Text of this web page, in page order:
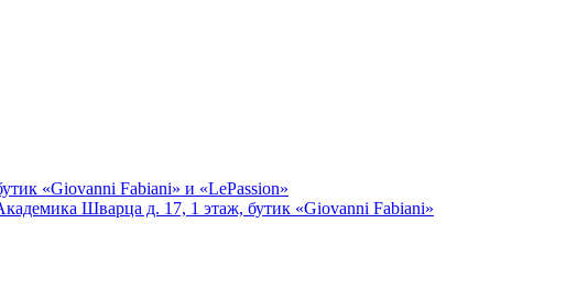
«Giovanni Fabiani» и «LePassion»
Шварца д. 17, 1 этаж, бутик «Giovanni Fabiani»